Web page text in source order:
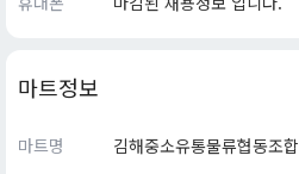
마트정보
마트명
김해중소유통물류협동조합